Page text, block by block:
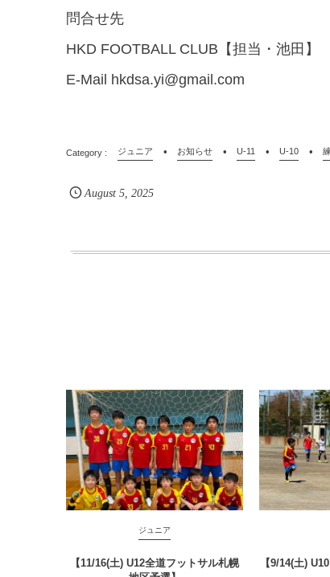
問合せ先
HKD FOOTBALL CLUB【担当・池田】
E-Mail hkdsa.yi@gmail.com
ジュニア お知らせ U-11 U-10
August 5,2025
ジュニア
【11/16(土) U12全道フットサル札幌
【9/14(土)